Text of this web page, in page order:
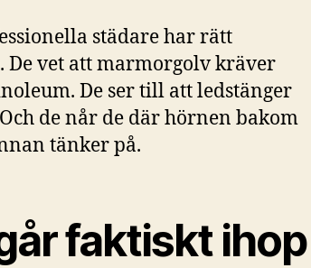
städare har rätt
De vet att marmorgolv kräver
De ser till att ledstänger
de når de där hörnen bakom
tänker på.
faktiskt ihop